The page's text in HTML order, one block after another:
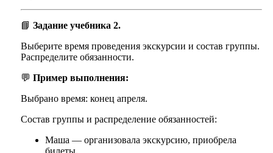
📘 Задание учебника 2.
Выберите время проведения экскурсии и состав группы.
Распределите обязанности.
💬 Пример выполнения:
Выбрано время: конец апреля.
Состав группы и распределение обязанностей:
Маша — организовала экскурсию, приобрела
билеты.